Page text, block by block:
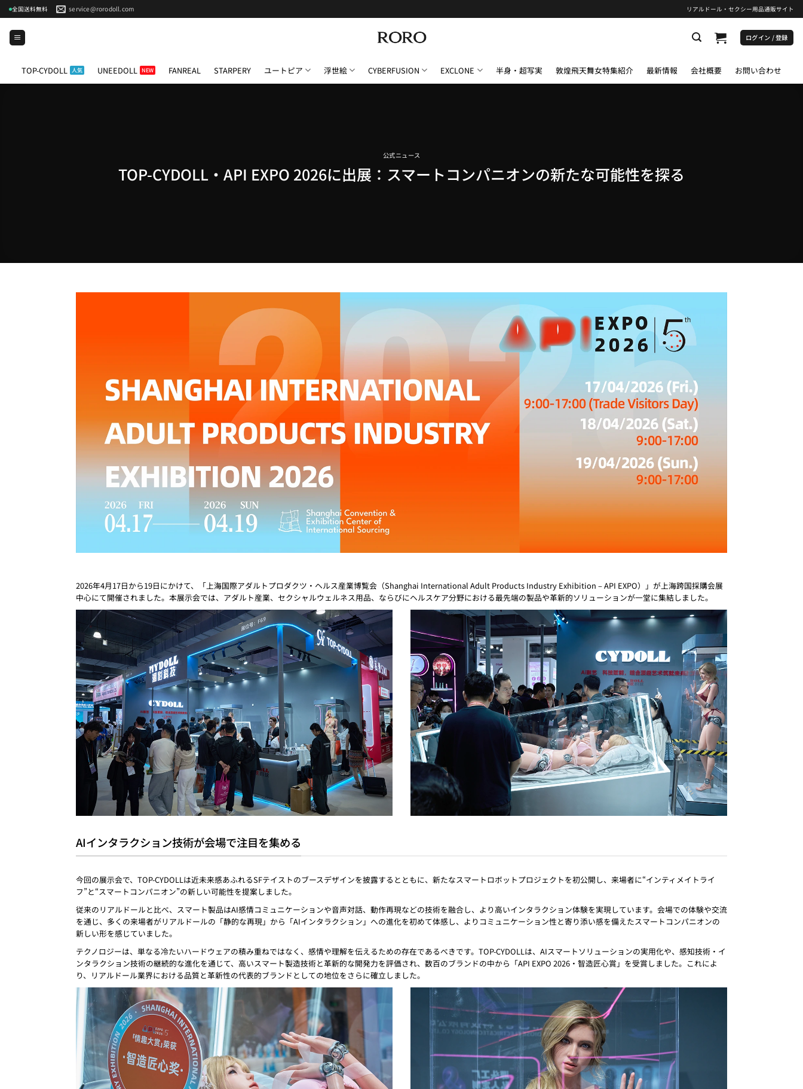
Skip
to
content
全国送料無料 service@rorodoll.com リアルドール・セクシー用品通販サイト
ログイン / 登録
TOP-CYDOLL UNEEDOLL FANREAL STARPERY ユートピア 浮世絵 CYBERFUSION EXCLONE 半身・超写実 敦煌飛天舞女特集紹介 最新情報 会社概要 お問い合わせ
公式ニュース
TOP-CYDOLL・API EXPO 2026に出展：スマートコンパニオンの新たな可能性を探る
2026年4月17日から19日にかけて、「上海国際アダルトプロダクツ・ヘルス産業博覧会（Shanghai International Adult Products Industry Exhibition – API EXPO）」が上海跨国採購会展
中心にて開催されました。本展示会では、アダルト産業、セクシャルウェルネス用品、ならびにヘルスケア分野における最先端の製品や革新的ソリューションが一堂に集結しました。
AIインタラクション技術が会場で注目を集める
今回の展示会で、TOP-CYDOLLは近未来感あふれるSFテイストのブースデザインを披露するとともに、新たなスマートロボットプロジェクトを初公開し、来場者に“インティメイトライ
フ”と“スマートコンパニオン”の新しい可能性を提案しました。
従来のリアルドールと比べ、スマート製品はAI感情コミュニケーションや音声対話、動作再現などの技術を融合し、より高いインタラクション体験を実現しています。会場での体験や交流
を通じ、多くの来場者がリアルドールの「静的な再現」から「AIインタラクション」への進化を初めて体感し、よりコミュニケーション性と寄り添い感を備えたスマートコンパニオンの
新しい形を感じていました。
テクノロジーは、単なる冷たいハードウェアの積み重ねではなく、感情や理解を伝えるための存在であるべきです。TOP-CYDOLLは、AIスマートソリューションの実用化や、感知技術・イ
ンタラクション技術の継続的な進化を通じて、高いスマート製造技術と革新的な開発力を評価され、数百のブランドの中から「API EXPO 2026・智造匠心賞」を受賞しました。これによ
り、リアルドール業界における品質と革新性の代表的ブランドとしての地位をさらに確立しました。